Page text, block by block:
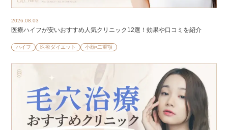
2026.08.03
医療ハイフが安いおすすめ人気クリニック12選！効果や口コミを紹介
ハイフ 医療ダイエット 小顔•二重顎